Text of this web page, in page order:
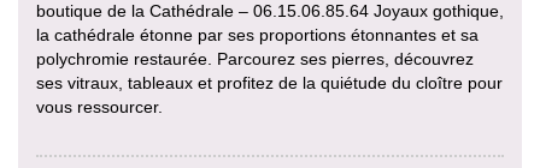
boutique de la Cathédrale – 06.15.06.85.64 Joyaux gothique,
la cathédrale étonne par ses proportions étonnantes et sa
polychromie restaurée. Parcourez ses pierres, découvrez
ses vitraux, tableaux et profitez de la quiétude du cloître pour
vous ressourcer.